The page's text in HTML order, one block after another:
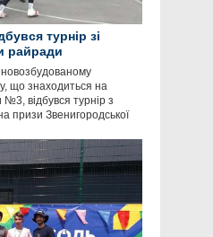
турнір зі
райради
що знаходиться на
№3, відбувся турнір з
призи Звенигородської